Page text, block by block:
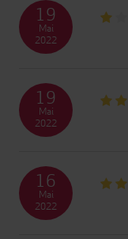
19
Mai
2022
19
Mai
2022
16
Mai
2022